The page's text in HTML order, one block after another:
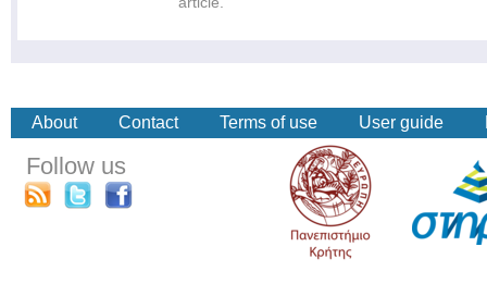
About Contact Terms of use User guide
Follow us